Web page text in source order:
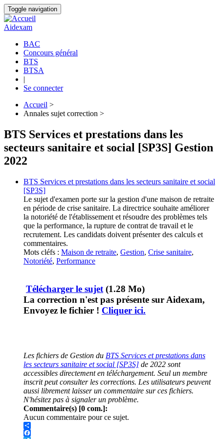
Aller
au
contenu
Toggle navigation
Aidexam
Navigation
principale
BAC
Concours général
BTS
BTSA
|
Se connecter
Fil
d'Ariane
Accueil >
Annales sujet correction >
BTS Services et prestations dans les
secteurs sanitaire et social [SP3S] Gestion
2022
BTS Services et prestations dans les secteurs sanitaire et social
[SP3S]
Le sujet d'examen porte sur la gestion d'une maison de retraite
en période de crise sanitaire. La directrice souhaite améliorer
la notoriété de l'établissement et résoudre des problèmes tels
que la performance, la rupture de contrat de travail et le
recrutement. Les candidats doivent présenter des calculs et
commentaires.
Mots cléfs : Maison de retraite, Gestion, Crise sanitaire,
Notoriété, Performance
Télécharger le sujet (1.28 Mo)
La correction n'est pas présente sur Aidexam,
Envoyez le fichier ! Cliquer ici.
Les fichiers de Gestion du BTS Services et prestations dans
les secteurs sanitaire et social [SP3S] de 2022 sont
accessibles directement en téléchargement. Seul un membre
inscrit peut consulter les corrections. Les utilisateurs peuvent
aussi librement laisser un commentaire sur ces fichiers.
N'hésitez pas à signaler un problème.
Commentaire(s) [0 com.]:
Aucun commentaire pour ce sujet.
Share